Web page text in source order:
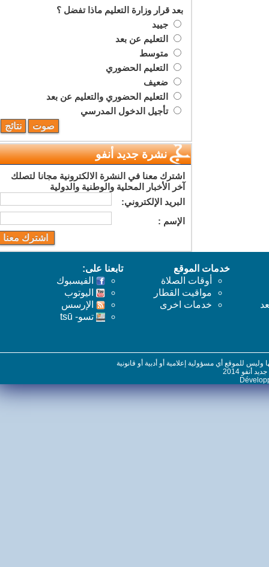
بعد قرار وزارة التعليم ماذا تفضل ؟
جييد
التعليم عن بعد
متوسط
التعليم الحضوري
ضعيف
التعليم الحضوري والتعليم عن بعد
تأجيل الدخول المدرسي
نشرة جديد أنفو
اشترك معنا في النشرة الالكترونية مجانا لتصلك
آخر الأخبار المحلية والوطنية والدولية
البريد اﻹلكتروني:
اﻹسم :
خدمات الموقع
أوقات الصلاة
مواقيت القطار
خدمات اخرى
تابعنا على:
الفيسبوك
اليوتوب
اﻹرسس
تسو- tsū
للموقع أي مسؤولية إعلامية أو أدبية أو قانونية
2014